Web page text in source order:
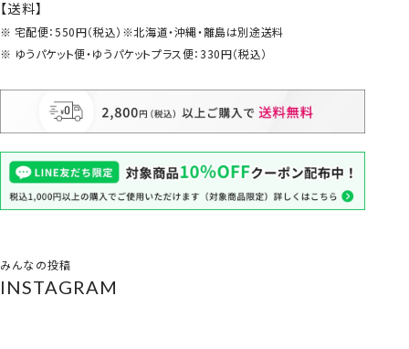
【送料】
宅配便：550円（税込）※北海道・沖縄・離島は別途送料
ゆうパケット便・ゆうパケットプラス便：330円（税込）
みんなの投稿
INSTAGRAM